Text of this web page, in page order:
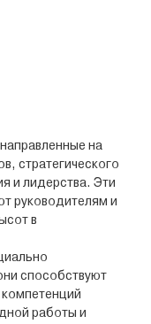
на
стратегического
и лидерства. Эти
руководителям и
в
способствуют
работы и